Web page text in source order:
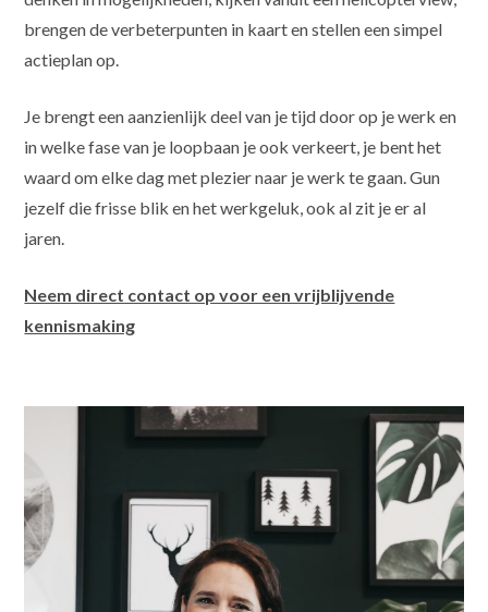
brengen de verbeterpunten in kaart en stellen een simpel
actieplan op.
Je brengt een aanzienlijk deel van je tijd door op je werk en
in welke fase van je loopbaan je ook verkeert, je bent het
waard om elke dag met plezier naar je werk te gaan. Gun
jezelf die frisse blik en het werkgeluk, ook al zit je er al
jaren.
Neem direct contact op voor een vrijblijvende
kennismaking